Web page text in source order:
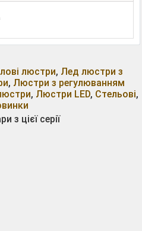
люстри, Лед люстри з
, Люстри з регулюванням
, Люстри LED, Стельові,
з цієї серії